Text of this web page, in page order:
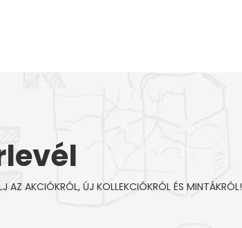
AZ AKCIÓKRÓL, ÚJ KOLLEKCIÓKRÓL ÉS MINTÁKRÓL!